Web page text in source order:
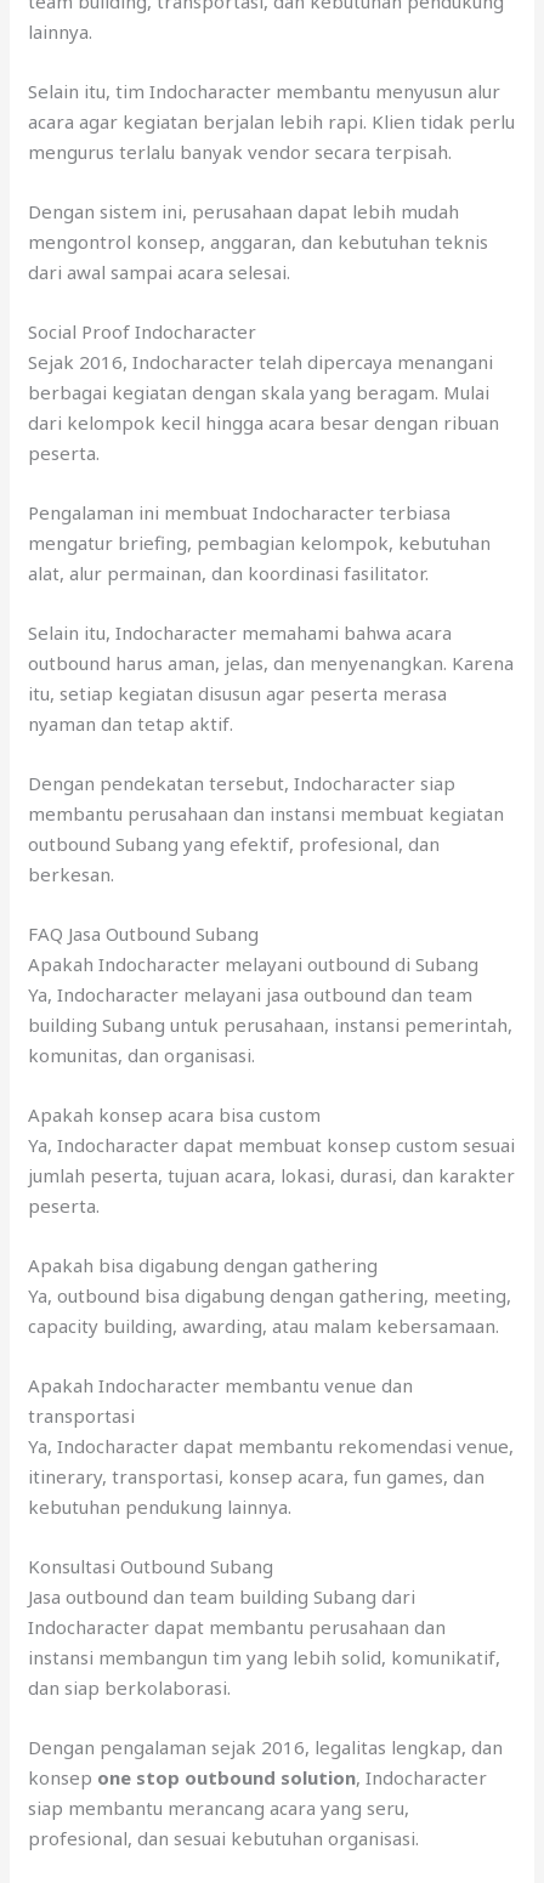
lainnya.
Selain itu, tim Indocharacter membantu menyusun alur
acara agar kegiatan berjalan lebih rapi. Klien tidak perlu
mengurus terlalu banyak vendor secara terpisah.
Dengan sistem ini, perusahaan dapat lebih mudah
mengontrol konsep, anggaran, dan kebutuhan teknis
dari awal sampai acara selesai.
Social Proof Indocharacter
Sejak 2016, Indocharacter telah dipercaya menangani
berbagai kegiatan dengan skala yang beragam. Mulai
dari kelompok kecil hingga acara besar dengan ribuan
peserta.
Pengalaman ini membuat Indocharacter terbiasa
mengatur briefing, pembagian kelompok, kebutuhan
alat, alur permainan, dan koordinasi fasilitator.
Selain itu, Indocharacter memahami bahwa acara
outbound harus aman, jelas, dan menyenangkan. Karena
itu, setiap kegiatan disusun agar peserta merasa
nyaman dan tetap aktif.
Dengan pendekatan tersebut, Indocharacter siap
membantu perusahaan dan instansi membuat kegiatan
outbound Subang yang efektif, profesional, dan
berkesan.
FAQ Jasa Outbound Subang
Apakah Indocharacter melayani outbound di Subang
Ya, Indocharacter melayani jasa outbound dan team
building Subang untuk perusahaan, instansi pemerintah,
komunitas, dan organisasi.
Apakah konsep acara bisa custom
Ya, Indocharacter dapat membuat konsep custom sesuai
jumlah peserta, tujuan acara, lokasi, durasi, dan karakter
peserta.
Apakah bisa digabung dengan gathering
Ya, outbound bisa digabung dengan gathering, meeting,
capacity building, awarding, atau malam kebersamaan.
Apakah Indocharacter membantu venue dan
transportasi
Ya, Indocharacter dapat membantu rekomendasi venue,
itinerary, transportasi, konsep acara, fun games, dan
kebutuhan pendukung lainnya.
Konsultasi Outbound Subang
Jasa outbound dan team building Subang dari
Indocharacter dapat membantu perusahaan dan
instansi membangun tim yang lebih solid, komunikatif,
dan siap berkolaborasi.
Dengan pengalaman sejak 2016, legalitas lengkap, dan
konsep one stop outbound solution, Indocharacter
siap membantu merancang acara yang seru,
profesional, dan sesuai kebutuhan organisasi.